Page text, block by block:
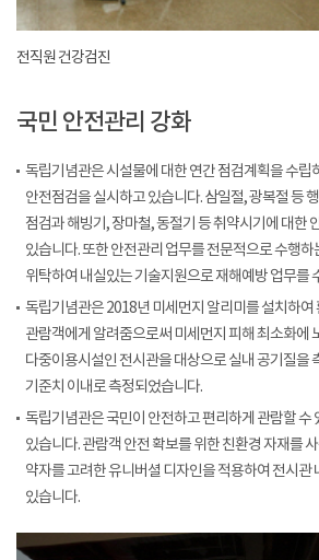
전직원 건강검진
국민 안전관리 강화
독립기념관은 시설물에 대한 연간 점검계획을 수립
안전점검을 실시하고 있습니다. 삼일절, 광복절 등
점검과 해빙기, 장마철, 동절기 등 취약시기에 대한
있습니다. 또한 안전관리 업무를 전문적으로 수행
위탁하여 내실있는 기술지원으로 재해예방 업무를
독립기념관은 2018년 미세먼지 알리미를 설치하여
관람객에게 알려줌으로써 미세먼지 피해 최소화에
다중이용시설인 전시관을 대상으로 실내 공기질을
기준치 이내로 측정되었습니다.
독립기념관은 국민이 안전하고 편리하게 관람할 수
있습니다. 관람객 안전 확보를 위한 친환경 자재를
약자를 고려한 유니버셜 디자인을 적용하여 전시관
있습니다.